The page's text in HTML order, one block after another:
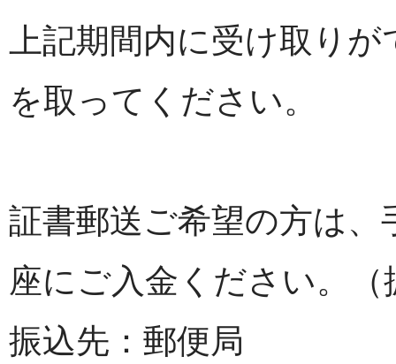
上記期間内に受け取り
を取ってください。
証書郵送ご希望の方は
座にご入金ください。
振込先：郵便局